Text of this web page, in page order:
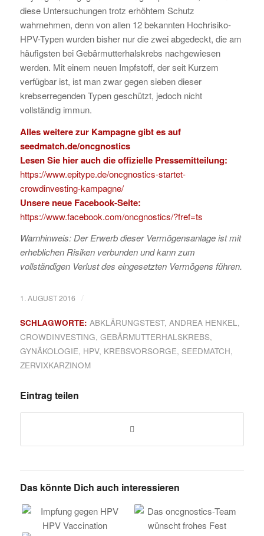
diese Untersuchungen trotz erhöhtem Schutz
wahrnehmen, denn von allen 12 bekannten Hochrisiko-
HPV-Typen wurden bisher nur die zwei abgedeckt, die am
häufigsten bei Gebärmutterhalskrebs nachgewiesen
werden. Mit einem neuen Impfstoff, der seit Kurzem
verfügbar ist, ist man zwar gegen sieben dieser
krebserregenden Typen geschützt, jedoch nicht
vollständig immun.
Alles weitere zur Kampagne gibt es auf
seedmatch.de/oncgnostics
Lesen Sie hier auch die offizielle Pressemitteilung:
https://www.epitype.de/oncgnostics-startet-
crowdinvesting-kampagne/
Unsere neue Facebook-Seite:
https://www.facebook.com/oncgnostics/?fref=ts
Warnhinweis: Der Erwerb dieser Vermögensanlage ist mit
erheblichen Risiken verbunden und kann zum
vollständigen Verlust des eingesetzten Vermögens führen.
1. AUGUST 2016 /
SCHLAGWORTE: ABKLÄRUNGSTEST, ANDREA HENKEL,
CROWDINVESTING, GEBÄRMUTTERHALSKREBS,
GYNÄKOLOGIE, HPV, KREBSVORSORGE, SEEDMATCH,
ZERVIXKARZINOM
Eintrag teilen
Das könnte Dich auch interessieren